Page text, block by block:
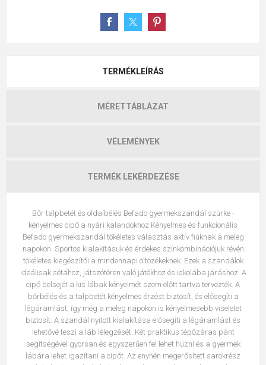
TERMÉKLEÍRÁS
MÉRETTÁBLÁZAT
VÉLEMÉNYEK
TERMÉK LEKÉRDEZÉSE
Bőr talpbetét és oldalbélés Befado gyermekszandál szürke -
kényelmes cipő a nyári kalandokhoz Kényelmes és funkcionális
Befado gyermekszandál tökéletes választás aktív fiúknak a meleg
napokon. Sportos kialakításuk és érdekes színkombinációjuk révén
tökéletes kiegészítői a mindennapi öltözékeknek. Ezek a szandálok
ideálisak sétához, játszótéren való játékhoz és iskolába járáshoz. A
cipő belsejét a kis lábak kényelmét szem előtt tartva tervezték. A
bőrbélés és a talpbetét kényelmes érzést biztosít, és elősegíti a
légáramlást, így még a meleg napokon is kényelmesebb viseletet
biztosít. A szandál nyitott kialakítása elősegíti a légáramlást és
lehetővé teszi a láb lélegzését. Két praktikus tépőzáras pánt
segítségével gyorsan és egyszerűen fel lehet húzni és a gyermek
lábára lehet igazítani a cipőt. Az enyhén megerősített sarokrész